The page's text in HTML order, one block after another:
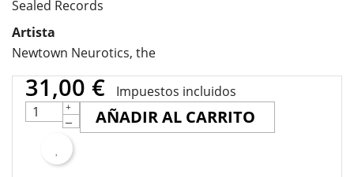
Sealed Records
Artista
Newtown Neurotics, the
31,00 € Impuestos incluidos
AÑADIR AL CARRITO